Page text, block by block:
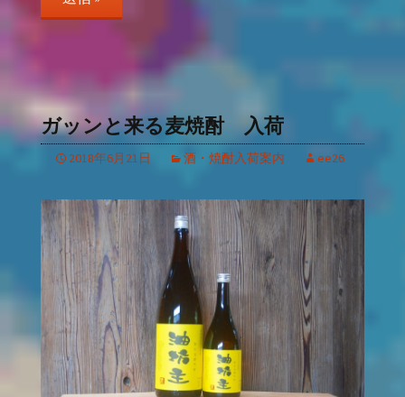
ガッンと来る麦焼酎 入荷
2018年6月21日 酒・焼酎入荷案内 ee26